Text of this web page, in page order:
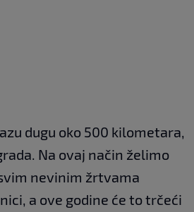
dugu oko 500 kilometara,
Na ovaj način želimo
nevinim žrtvama
a ove godine će to trčeći